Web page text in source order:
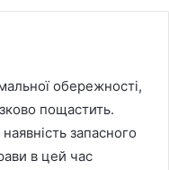
обережності,
пощастить.
запасного
в цей час